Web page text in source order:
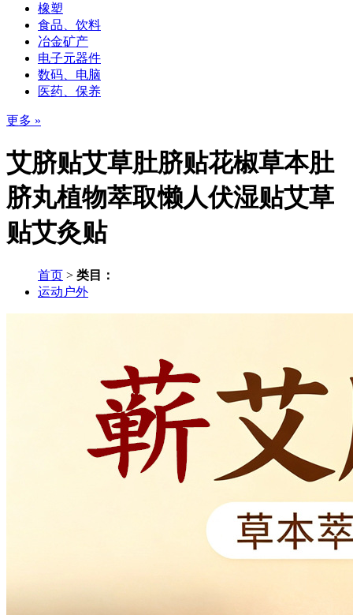
橡塑
食品、饮料
冶金矿产
电子元器件
数码、电脑
医药、保养
更多 »
艾脐贴艾草肚脐贴花椒草本肚
脐丸植物萃取懒人伏湿贴艾草
贴艾灸贴
首页 > 类目：
运动户外